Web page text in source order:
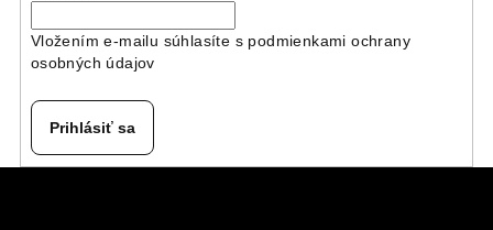
Vložením e-mailu súhlasíte s podmienkami ochrany
osobných údajov
Prihlásiť sa